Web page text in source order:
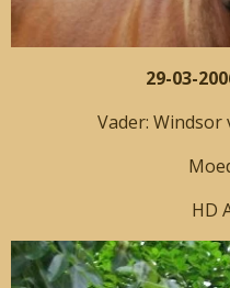
29-03-
Vader:
HD